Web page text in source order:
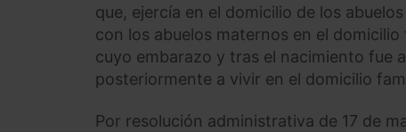
que, ejercía en el domicilio de los
con los abuelos maternos en el
cuyo embarazo y tras el nacimiento fue
posteriormente a vivir en el domicilio
Por resolución administrativa de 17 de